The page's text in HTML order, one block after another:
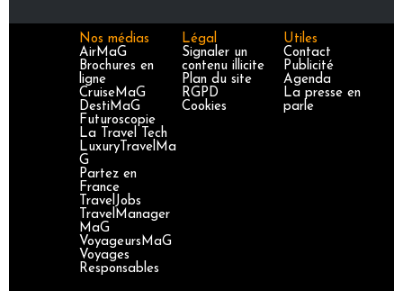
Nos médias
AirMaG
Brochures en
ligne
CruiseMaG
DestiMaG
Futuroscopie
La Travel Tech
LuxuryTravelMa
G
Partez en
France
TravelJobs
TravelManager
MaG
VoyageursMaG
Voyages
Responsables
Légal
Signaler un
contenu illicite
Plan du site
RGPD
Cookies
Utiles
Contact
Publicité
Agenda
La presse en
parle